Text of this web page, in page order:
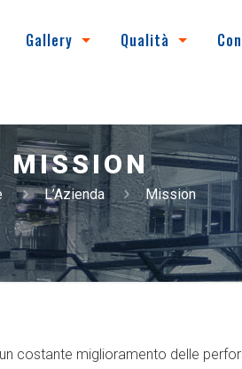
Gallery Qualità
MISSION
L’Azienda Mission
costante miglioramento delle